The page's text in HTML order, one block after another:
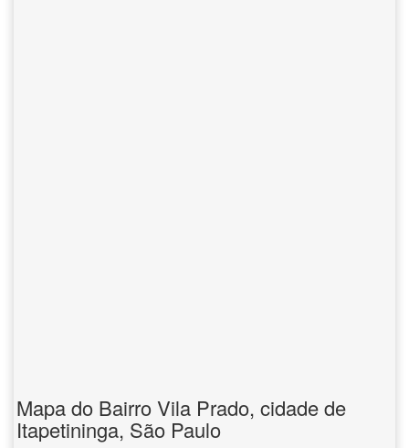
Mapa do Bairro Vila Prado, cidade de
Itapetininga, São Paulo